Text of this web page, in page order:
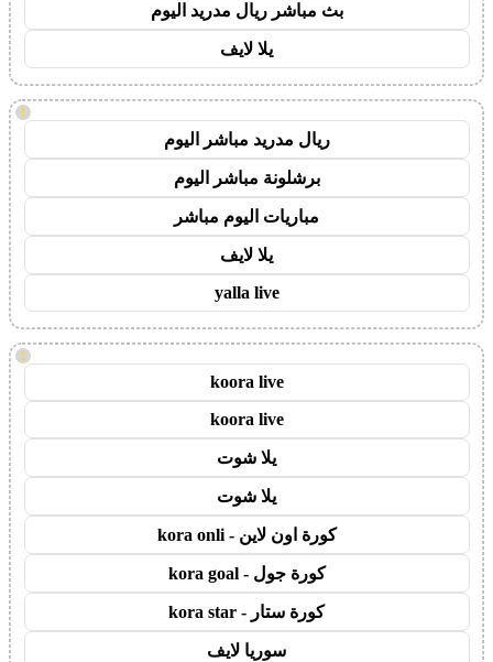
بث مباشر ريال مدريد اليوم
يلا لايف
!
ريال مدريد مباشر اليوم
برشلونة مباشر اليوم
مباريات اليوم مباشر
يلا لايف
yalla live
!
koora live
koora live
يلا شوت
يلا شوت
كورة اون لاين - kora onli
كورة جول - kora goal
كورة ستار - kora star
سوريا لايف